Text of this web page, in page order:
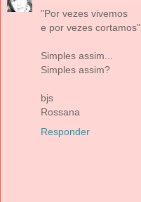
"Por vezes vivemos
e por vezes cortamos"
Simples assim...
Simples assim?
bjs
Rossana
Responder